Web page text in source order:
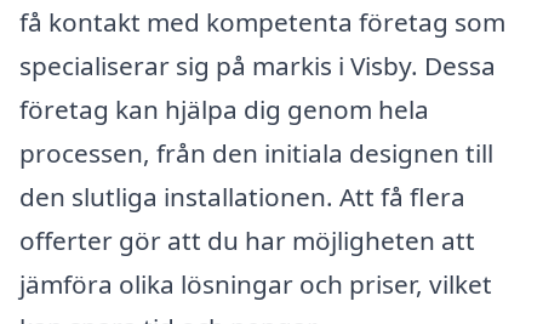
få kontakt med kompetenta företag som
specialiserar sig på markis i Visby. Dessa
företag kan hjälpa dig genom hela
processen, från den initiala designen till
den slutliga installationen. Att få flera
offerter gör att du har möjligheten att
jämföra olika lösningar och priser, vilket